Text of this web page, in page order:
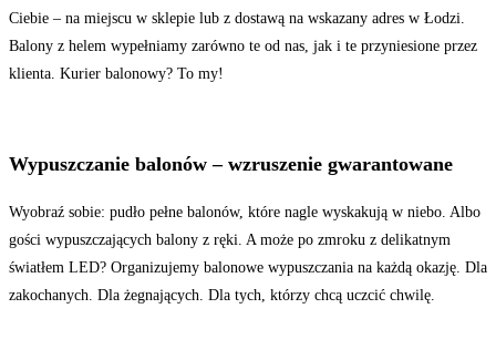
Ciebie – na miejscu w sklepie lub z dostawą na wskazany adres w Łodzi.
Balony z helem wypełniamy zarówno te od nas, jak i te przyniesione przez
klienta. Kurier balonowy? To my!
Wypuszczanie balonów – wzruszenie gwarantowane
Wyobraź sobie: pudło pełne balonów, które nagle wyskakują w niebo. Albo
gości wypuszczających balony z ręki. A może po zmroku z delikatnym
światłem LED? Organizujemy balonowe wypuszczania na każdą okazję. Dla
zakochanych. Dla żegnających. Dla tych, którzy chcą uczcić chwilę.